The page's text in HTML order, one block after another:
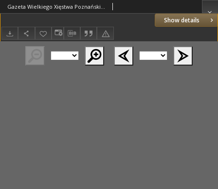
Show details
Gazeta Wielkiego Xięstwa Poznańskiego 1818.08.08 Nr63